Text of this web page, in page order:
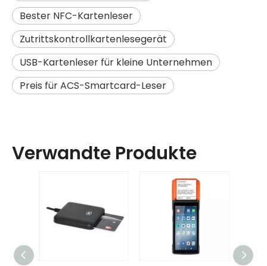
Bester NFC-Kartenleser
Zutrittskontrollkartenlesegerät
USB-Kartenleser für kleine Unternehmen
Preis für ACS-Smartcard-Leser
Verwandte Produkte